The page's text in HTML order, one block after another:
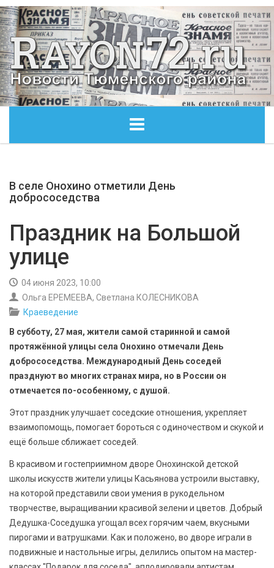
ОБЩЕСТВО
КУЛЬТУРА
БЕЗОПАСНОСТЬ
СПОРТ
АРХИВ PDF
В селе Онохино отметили День
добрососедства
Праздник на Большой
улице
04 июня 2023, 10:00
Ольга ЕРЕМЕЕВА, Светлана КОЛЕСНИКОВА
Краеведение
В субботу, 27 мая, жители самой старинной и самой
протяжённой улицы села Онохино отмечали День
добрососедства. Международный День соседей
празднуют во многих странах мира, но в России он
отмечается по-особенному, с душой.
Этот праздник улучшает соседские отношения, укрепляет
взаимопомощь, помогает бороться с одиночеством и скукой и
ещё больше сближает соседей.
В красивом и гостеприимном дворе Онохинской детской
школы искусств жители улицы Касьянова устроили выставку,
на которой представили свои умения в рукодельном
творчестве, выращивании красивой зелени и цветов. Добрый
Дедушка-Соседушка угощал всех горячим чаем, вкусными
пирогами и ватрушками. Как и положено, во дворе играли в
подвижные и настольные игры, делились опытом на мастер-